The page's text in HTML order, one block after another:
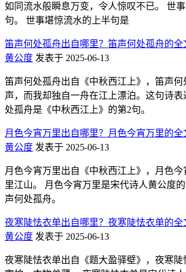
如同流水般瞬息万变，令人惊叹不已。 世
句。 世事堪惊流水的上半句是
笛声何处孤舟出自哪里？笛声何处孤舟的全
黄公度 发表于 2025-06-13
笛声何处孤舟出自《中秋西江上》，笛声
声，而我却独自一舟在江上漂泊。这句诗
处孤舟是《中秋西江上》的第2句。
月色今宵万里出自哪里？月色今宵万里的全
黄公度 发表于 2025-06-13
月色今宵万里出自《中秋西江上》，月色
里江山。 月色今宵万里是宋代诗人黄公度
声何处孤舟。
夜寒陡怯衣单出自哪里？夜寒陡怯衣单的全
黄公度 发表于 2025-06-13
夜寒陡怯衣单出自《题大盈驿壁》，夜寒